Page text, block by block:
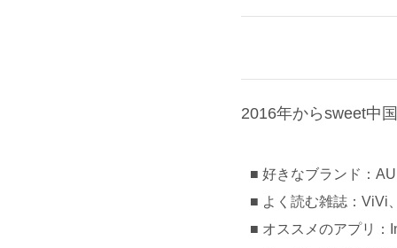
2016年からsweet中
好きなブランド：
よく読む雑誌：ViVi
オススメのアプリ：